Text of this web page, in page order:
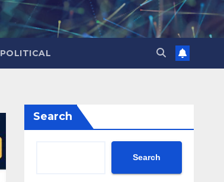
POLITICAL
Search
Search